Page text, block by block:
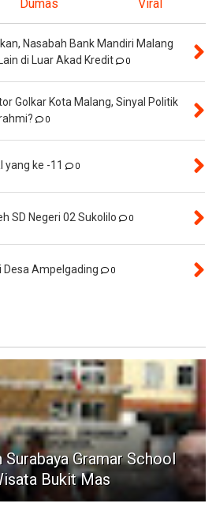
Dumas Viral
Nasabah Bank Mandiri Malang
di Luar Akad Kredit
0
Golkar Kota Malang, Sinyal Politik
0
yang ke -11 0
SD Negeri 02 Sukolilo 0
Desa Ampelgading 0
Gramar School
Bukit Mas